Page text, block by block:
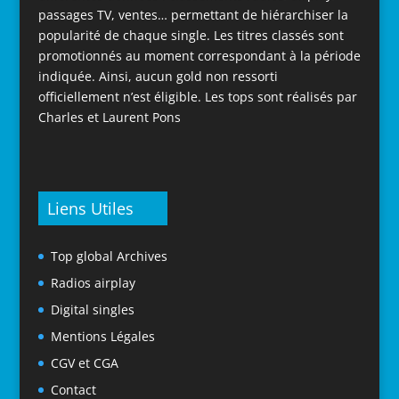
passages TV, ventes… permettant de hiérarchiser la
popularité de chaque single. Les titres classés sont
promotionnés au moment correspondant à la période
indiquée. Ainsi, aucun gold non ressorti
officiellement n’est éligible. Les tops sont réalisés par
Charles et Laurent Pons
Liens Utiles
Top global Archives
Radios airplay
Digital singles
Mentions Légales
CGV et CGA
Contact